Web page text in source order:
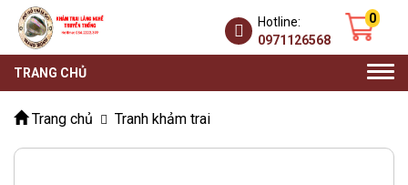
0
Hotline:
0971126568
TRANG CHỦ
Trang chủ Tranh khảm trai